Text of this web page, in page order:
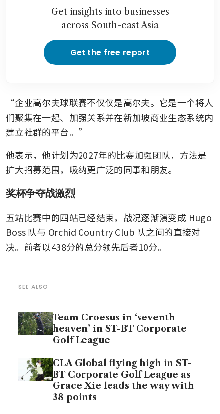
Get insights into businesses
across South-east Asia
Get the free report
“企业高尔夫球联赛不仅仅是高尔夫。它是一个将人
们聚集在一起、加强关系并在新加坡商业生态系统内
建立社群的平台。”
他表示，他计划为2027年的比赛加强团队，方法是
扩大招募范围，吸纳更广泛的同事和朋友。
奖杯争夺战激烈
五站比赛中的四站已经结束，战况逐渐演变成 Hugo
Boss 队与 Orchid Country Club 队之间的直接对
决。前者以438分的总分领先后者10分。
SEE ALSO
Team Croesus in ‘seventh
heaven’ in ST-BT Corporate
Golf League
CLA Global flying high in ST-
BT Corporate Golf League as
Grace Xie leads the way with
38 points